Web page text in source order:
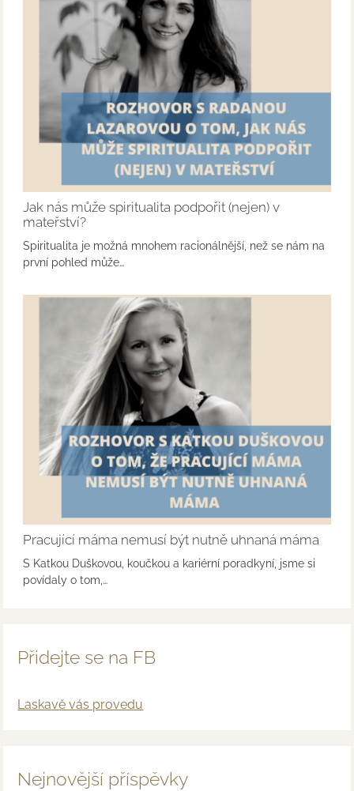
Jak nás může spiritualita podpořit (nejen) v
mateřství?
Spiritualita je možná mnohem racionálnější, než se nám na
první pohled může…
Pracující máma nemusí být nutně uhnaná máma
S Katkou Duškovou, koučkou a kariérní poradkyní, jsme si
povídaly o tom,…
Přidejte se na FB
Laskavě vás provedu
Nejnovější příspěvky